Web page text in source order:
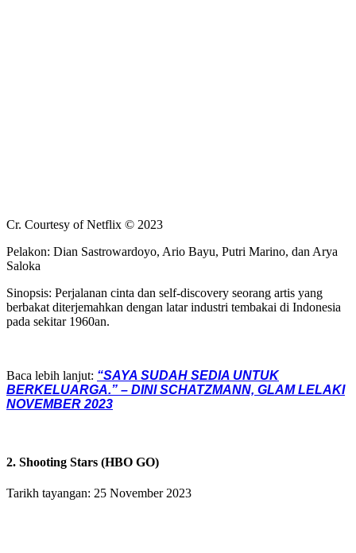
Cr. Courtesy of Netflix © 2023
Pelakon: Dian Sastrowardoyo, Ario Bayu, Putri Marino, dan Arya
Saloka
Sinopsis: Perjalanan cinta dan self-discovery seorang artis yang
berbakat diterjemahkan dengan latar industri tembakai di Indonesia
pada sekitar 1960an.
Baca lebih lanjut: “SAYA SUDAH SEDIA UNTUK
BERKELUARGA.” – DINI SCHATZMANN, GLAM LELAKI
NOVEMBER 2023
2. Shooting Stars (HBO GO)
Tarikh tayangan: 25 November 2023